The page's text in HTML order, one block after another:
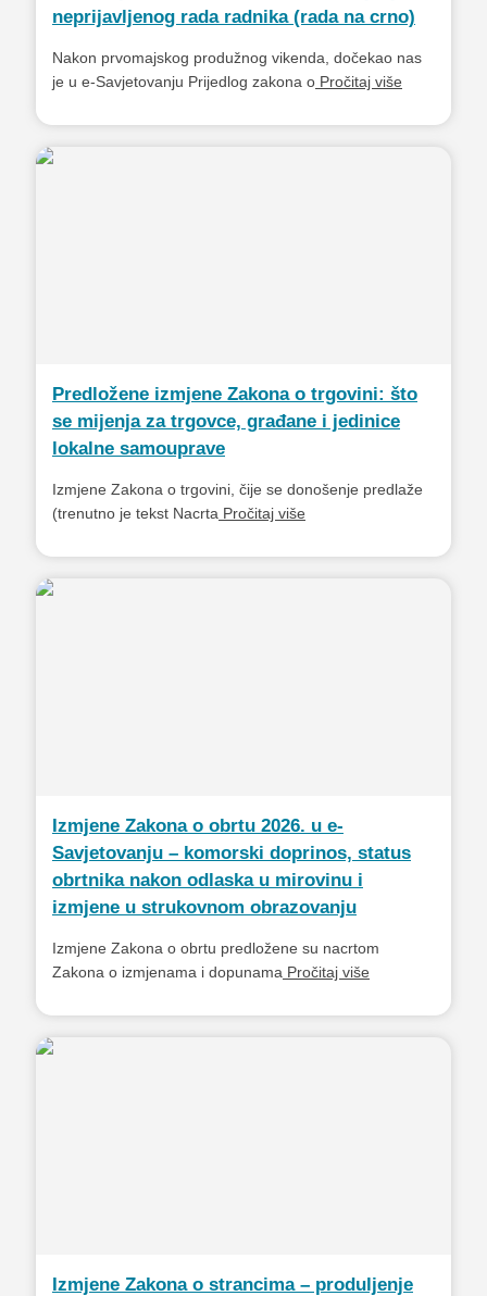
neprijavljenog rada radnika (rada na crno)
Nakon prvomajskog produžnog vikenda, dočekao nas
je u e-Savjetovanju Prijedlog zakona o Pročitaj više
Predložene izmjene Zakona o trgovini: što
se mijenja za trgovce, građane i jedinice
lokalne samouprave
Izmjene Zakona o trgovini, čije se donošenje predlaže
(trenutno je tekst Nacrta Pročitaj više
Izmjene Zakona o obrtu 2026. u e-
Savjetovanju – komorski doprinos, status
obrtnika nakon odlaska u mirovinu i
izmjene u strukovnom obrazovanju
Izmjene Zakona o obrtu predložene su nacrtom
Zakona o izmjenama i dopunama Pročitaj više
Izmjene Zakona o strancima – produljenje